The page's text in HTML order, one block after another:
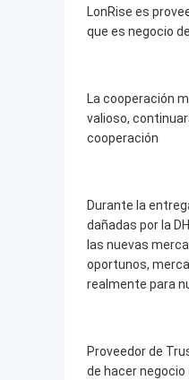
LonRise es
que es negocio
La cooperación
valioso,
cooperación
Durante la
dañadas por la
las nuevas
oportunos,
realmente para
Proveedor de
de hacer negocio